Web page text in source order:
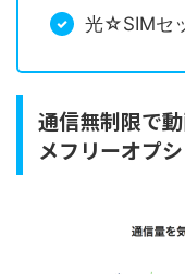
光☆SIMセ
通信無制限で
メフリーオプ